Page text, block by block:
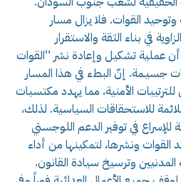
وتوحيد القوات. فلا يزال مسار
في بناء الثقة والاستقرار
عملية تشكيل وإعادة نشر “القوات
جسيـمة. إنّ البطء في هذا المسار
الأمنية، مما يهدد مكتسبات
للاستحقاقات السياسية. لذلك،
في توفير الدعم اللوجستي
القوات ونشرها، لتمكينها من أداء
وترسيخ سيادة القانون.